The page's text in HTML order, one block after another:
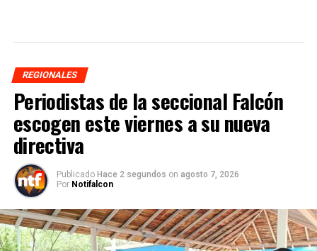
REGIONALES
Periodistas de la seccional Falcón
escogen este viernes a su nueva
directiva
Publicado Hace 2 segundos on agosto 7, 2026
Por Notifalcon